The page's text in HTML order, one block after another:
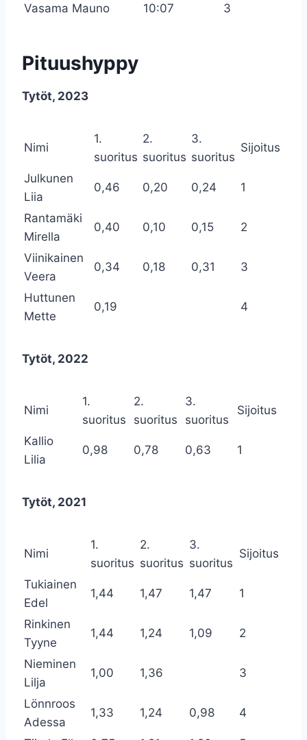
Vasama Mauno
10:07 3
Pituushyppy
Tytöt, 2023
Nimi
1.
suoritus
2.
suoritus
3.
suoritus
Sijoitus
Julkunen
Liia
0,46 0,20 0,24 1
Rantamäki
Mirella
0,40 0,10 0,15 2
Viinikainen
Veera
0,34 0,18 0,31 3
Huttunen
Mette
0,19 4
Tytöt, 2022
Nimi
1.
suoritus
2.
suoritus
3.
suoritus
Sijoitus
Kallio
Lilia
0,98 0,78 0,63 1
Tytöt, 2021
Nimi
1.
suoritus
2.
suoritus
3.
suoritus
Sijoitus
Tukiainen
Edel
1,44 1,47 1,47 1
Rinkinen
Tyyne
1,44 1,24 1,09 2
Nieminen
Lilja
1,00 1,36 3
Lönnroos
Adessa
1,33 1,24 0,98 4